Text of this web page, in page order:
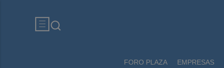
FORO PLAZA EMPRESAS